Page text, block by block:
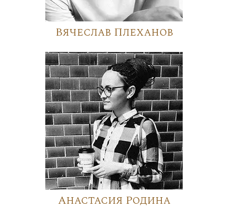
Вячеслав Плеханов
Анастасия Родина